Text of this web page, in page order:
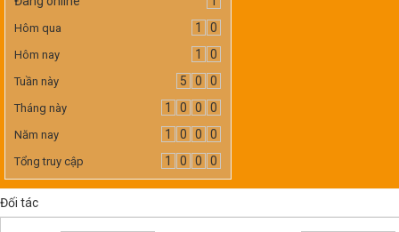
Hôm qua 1 0
Hôm nay 1 0
Tuần này 5 0 0
Tháng này 1 0 0 0
Năm nay 1 0 0 0
Tổng truy cập 1 0 0 0
Đối tác